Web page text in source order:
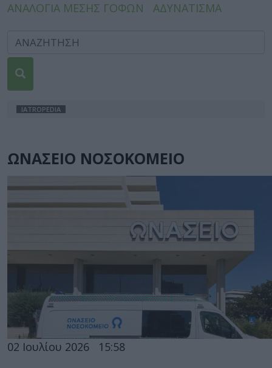
ΑΝΑΛΟΓΙΑ ΜΕΣΗΣ ΓΟΦΩΝ
ΑΔΥΝΑΤΙΣΜΑ
IATROPEDIA
ΩΝΑΣΕΙΟ ΝΟΣΟΚΟΜΕΙΟ
02 Ιουλίου 2026 15:58